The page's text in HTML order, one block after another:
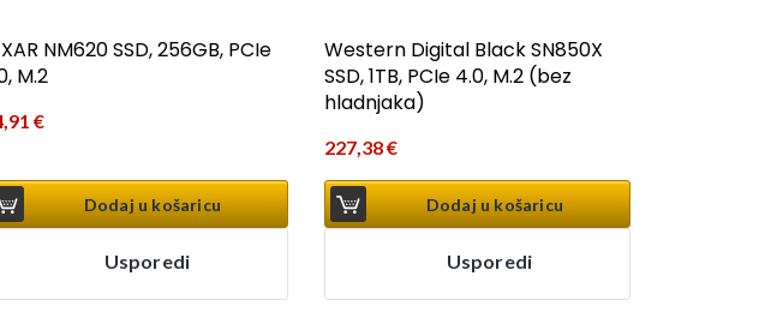
NM620 SSD, 256GB, PCIe
M.2
€
Dodaj u košaricu
Usporedi
Western Digital Black SN850X
SSD, 1TB, PCIe 4.0, M.2 (bez
hladnjaka)
227,38€
Dodaj u košaricu
Usporedi